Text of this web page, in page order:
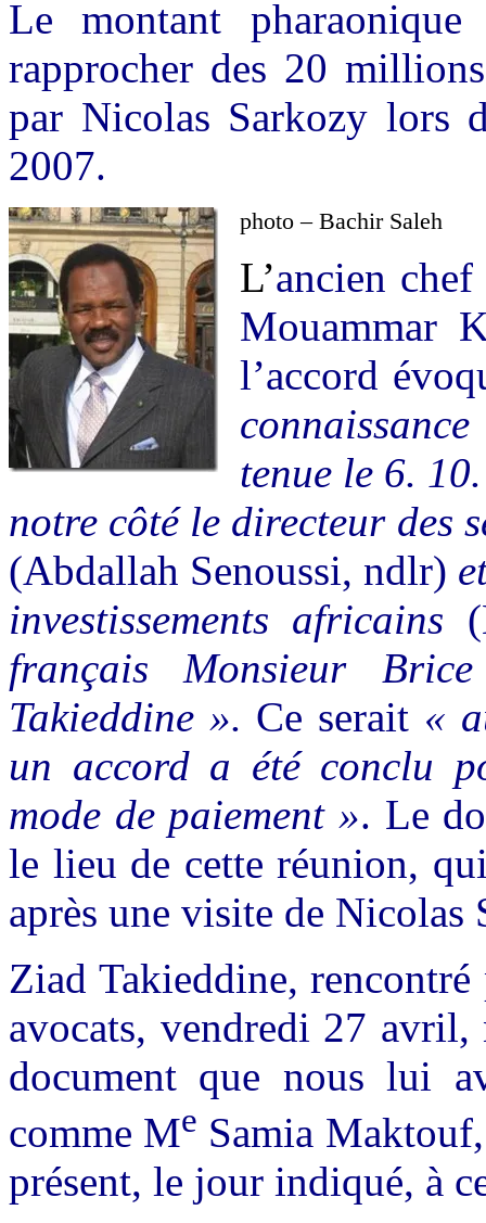
Le montant
rapprocher des 20
par Nicolas Sarkozy lors
2007.
photo – Bachir Saleh
L’ancien chef
Mouammar
l’accord
tenue le 6.
notre côté le directeur des
(Abdallah Senoussi, ndlr)
investissements africains
français Monsieur
Takieddine ». Ce serait «
un accord a été conclu
mode de paiement ». Le
le lieu de cette réunion,
après une visite de
Ziad Takieddine, rencontré
avocats, vendredi 27 avril,
document que nous lui
comme Me Samia
présent, le jour indiqué, à